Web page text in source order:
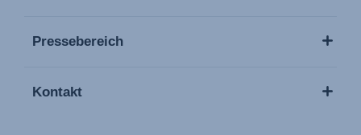
Pressebereich
Kontakt